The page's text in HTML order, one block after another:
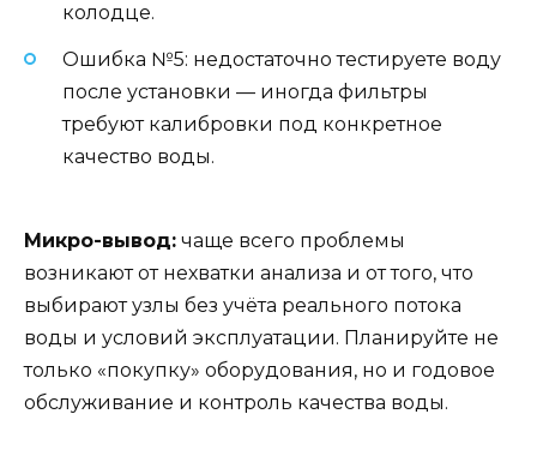
колодце.
Ошибка №5: недостаточно тестируете воду
после установки — иногда фильтры
требуют калибровки под конкретное
качество воды.
Микро-вывод: чаще всего проблемы
возникают от нехватки анализа и от того, что
выбирают узлы без учёта реального потока
воды и условий эксплуатации. Планируйте не
только «покупку» оборудования, но и годовое
обслуживание и контроль качества воды.